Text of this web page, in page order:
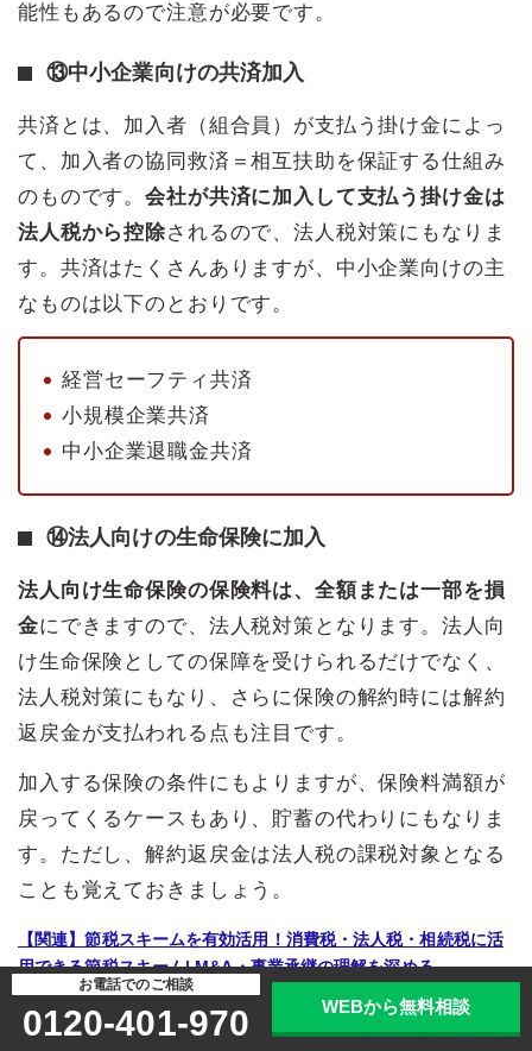
能性もあるので注意が必要です。
⑬中小企業向けの共済加入
共済とは、加入者（組合員）が支払う掛け金によっ
て、加入者の協同救済＝相互扶助を保証する仕組み
のものです。会社が共済に加入して支払う掛け金は
法人税から控除されるので、法人税対策にもなりま
す。共済はたくさんありますが、中小企業向けの主
なものは以下のとおりです。
経営セーフティ共済
小規模企業共済
中小企業退職金共済
⑭法人向けの生命保険に加入
法人向け生命保険の保険料は、全額または一部を損
金にできますので、法人税対策となります。法人向
け生命保険としての保障を受けられるだけでなく、
法人税対策にもなり、さらに保険の解約時には解約
返戻金が支払われる点も注目です。
加入する保険の条件にもよりますが、保険料満額が
戻ってくるケースもあり、貯蓄の代わりにもなりま
す。ただし、解約返戻金は法人税の課税対象となる
ことも覚えておきましょう。
【関連】節税スキームを有効活用！消費税・法人税・相続税に活
用できる節税スキーム| M&A・事業承継の理解を深める
【関連】赤字になったら会社はつぶれる？赤字経営のメリット・
デメリット、赤字決算について解説| M&A・事業承継の理解を深
お電話でのご相談
0120-401-970 WEBから無料相談